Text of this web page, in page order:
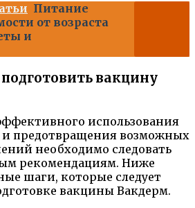
Питание
от возраста
и
вакцину
использования
предотвращения возможных
необходимо следовать
рекомендациям. Ниже
шаги, которые следует
вакцины Вакдерм.